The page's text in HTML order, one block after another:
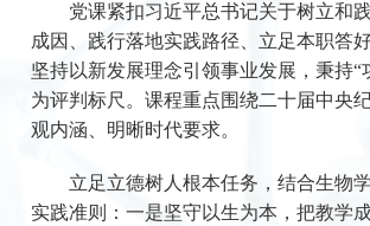
党课紧扣习近平总书记关于树立和
成因、践行落地实践路径、立足本职答
坚持以新发展理念引领事业发展，秉持
为评判标尺。课程重点围绕二十届中央
观内涵、明晰时代要求。
立足立德树人根本任务，结合生物
实践准则：一是坚守以生为本，把教学